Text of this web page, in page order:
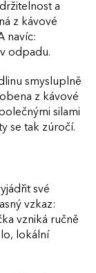
a
z kávové
navíc:
odpadu.
smysluplně
z kávové
silami
se tak zúročí.
své
vzkaz:
vzniká ručně
lokální